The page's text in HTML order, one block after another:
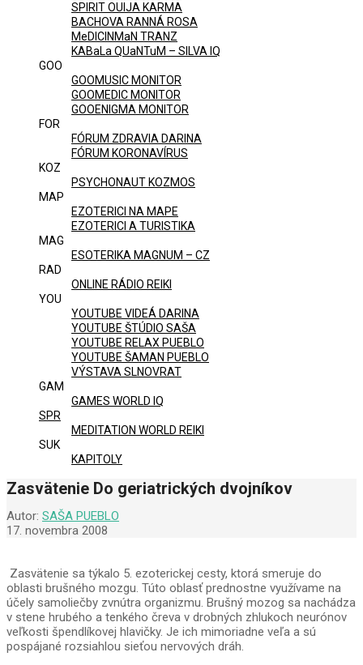
SPIRIT OUIJA KARMA
BACHOVA RANNÁ ROSA
MeDICINMaN TRANZ
KABaLa QUaNTuM – SILVA IQ
GOO
GOOMUSIC MONITOR
GOOMEDIC MONITOR
GOOENIGMA MONITOR
FOR
FÓRUM ZDRAVIA DARINA
FÓRUM KORONAVÍRUS
KOZ
PSYCHONAUT KOZMOS
MAP
EZOTERICI NA MAPE
EZOTERICI A TURISTIKA
MAG
ESOTERIKA MAGNUM – CZ
RAD
ONLINE RÁDIO REIKI
YOU
YOUTUBE VIDEÁ DARINA
YOUTUBE ŠTÚDIO SAŠA
YOUTUBE RELAX PUEBLO
YOUTUBE ŠAMAN PUEBLO
VÝSTAVA SLNOVRAT
GAM
GAMES WORLD IQ
SPR
MEDITATION WORLD REIKI
SUK
KAPITOLY
Zasvätenie Do geriatrických dvojníkov
Autor: SAŠA PUEBLO
17. novembra 2008
Zasvätenie sa týkalo 5. ezoterickej cesty, ktorá smeruje do
oblasti brušného mozgu. Túto oblasť prednostne využívame na
účely samoliečby zvnútra organizmu. Brušný mozog sa nachádza
v stene hrubého a tenkého čreva v drobných zhlukoch neurónov
veľkosti špendlíkovej hlavičky. Je ich mimoriadne veľa a sú
pospájané rozsiahlou sieťou nervových dráh.